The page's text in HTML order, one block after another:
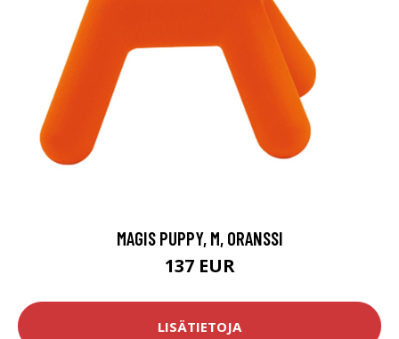
MAGIS PUPPY, M, ORANSSI
137 EUR
LISÄTIETOJA